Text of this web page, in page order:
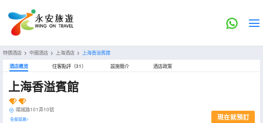
特價酒店 > 中國酒店 > 上海酒店 > 上海香溢賓館
酒店概览 住客點評（31） 設施簡介 酒店政策
上海香溢賓館
陽城路101弄10號
全部設施> 現在就預訂